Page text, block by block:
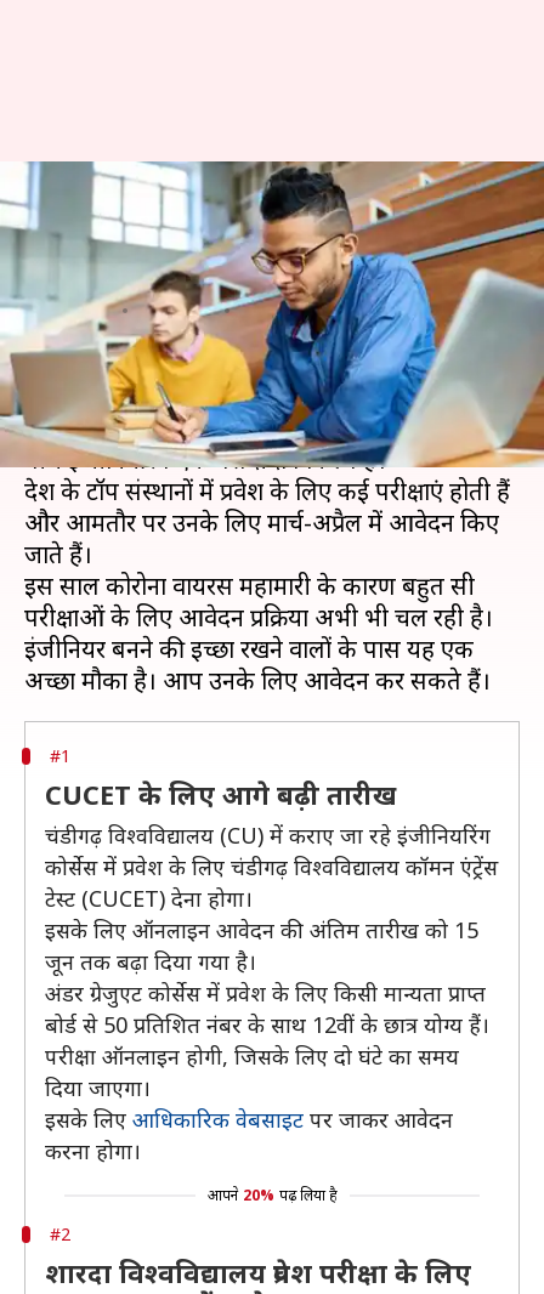
अगर करना चाहते हैं इंजीनियरिंग तो
इन प्रवेश परीक्षाओं के लिए कर सकते
हैं आवेदन
लेखन मोना दीक्षित Jun 03, 2020 06:41 pm
क्या है खबर?
अच्छा भविष्य बनाने के लिए 12वीं (साइंस) के छात्रों के
बीच इंजीनियरिंग एक पसंदीदा विकल्प है।
देश के टॉप संस्थानों में प्रवेश के लिए कई परीक्षाएं होती हैं
और आमतौर पर उनके लिए मार्च-अप्रैल में आवेदन किए
जाते हैं।
इस साल कोरोना वायरस महामारी के कारण बहुत सी
परीक्षाओं के लिए आवेदन प्रक्रिया अभी भी चल रही है।
इंजीनियर बनने की इच्छा रखने वालों के पास यह एक
#1
CUCET के लिए आगे बढ़ी तारीख
चंडीगढ़ विश्वविद्यालय (CU) में कराए जा रहे इंजीनियरिंग
कोर्सेस में प्रवेश के लिए चंडीगढ़ विश्वविद्यालय कॉमन एंट्रेंस
टेस्ट (CUCET) देना होगा।
इसके लिए ऑनलाइन आवेदन की अंतिम तारीख को 15
जून तक बढ़ा दिया गया है।
अंडर ग्रेजुएट कोर्सेस में प्रवेश के लिए किसी मान्यता प्राप्त
बोर्ड से 50 प्रतिशित नंबर के साथ 12वीं के छात्र योग्य हैं।
परीक्षा ऑनलाइन होगी, जिसके लिए दो घंटे का समय
दिया जाएगा।
इसके लिए आधिकारिक वेबसाइट पर जाकर आवेदन
करना होगा।
आपने 20% पढ़ लिया है
#2
शारदा विश्वविद्यालय प्रवेश परीक्षा के लिए